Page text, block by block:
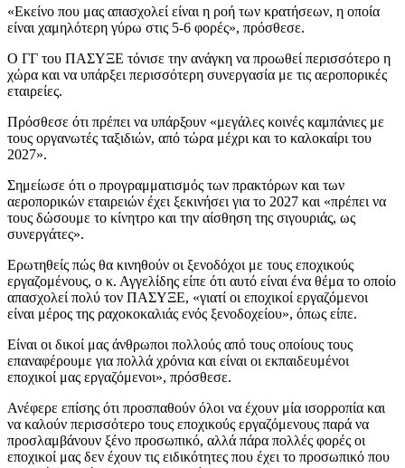
«Εκείνο που μας απασχολεί είναι η ροή των κρατήσεων, η οποία
είναι χαμηλότερη γύρω στις 5-6 φορές», πρόσθεσε.
Ο ΓΓ του ΠΑΣΥΞΕ τόνισε την ανάγκη να προωθεί περισσότερο η
χώρα και να υπάρξει περισσότερη συνεργασία με τις αεροπορικές
εταιρείες.
Πρόσθεσε ότι πρέπει να υπάρξουν «μεγάλες κοινές καμπάνιες με
τους οργανωτές ταξιδιών, από τώρα μέχρι και το καλοκαίρι του
2027».
Σημείωσε ότι ο προγραμματισμός των πρακτόρων και των
αεροπορικών εταιρειών έχει ξεκινήσει για το 2027 και «πρέπει να
τους δώσουμε το κίνητρο και την αίσθηση της σιγουριάς, ως
συνεργάτες».
Ερωτηθείς πώς θα κινηθούν οι ξενοδόχοι με τους εποχικούς
εργαζομένους, ο κ. Αγγελίδης είπε ότι αυτό είναι ένα θέμα το οποίο
απασχολεί πολύ τον ΠΑΣΥΞΕ, «γιατί οι εποχικοί εργαζόμενοι
είναι μέρος της ραχοκοκαλιάς ενός ξενοδοχείου», όπως είπε.
Είναι οι δικοί μας άνθρωποι πολλούς από τους οποίους τους
επαναφέρουμε για πολλά χρόνια και είναι οι εκπαιδευμένοι
εποχικοί μας εργαζόμενοι», πρόσθεσε.
Ανέφερε επίσης ότι προσπαθούν όλοι να έχουν μία ισορροπία και
να καλούν περισσότερο τους εποχικούς εργαζόμενους παρά να
προσλαμβάνουν ξένο προσωπικό, αλλά πάρα πολλές φορές οι
εποχικοί μας δεν έχουν τις ειδικότητες που έχει το προσωπικό που